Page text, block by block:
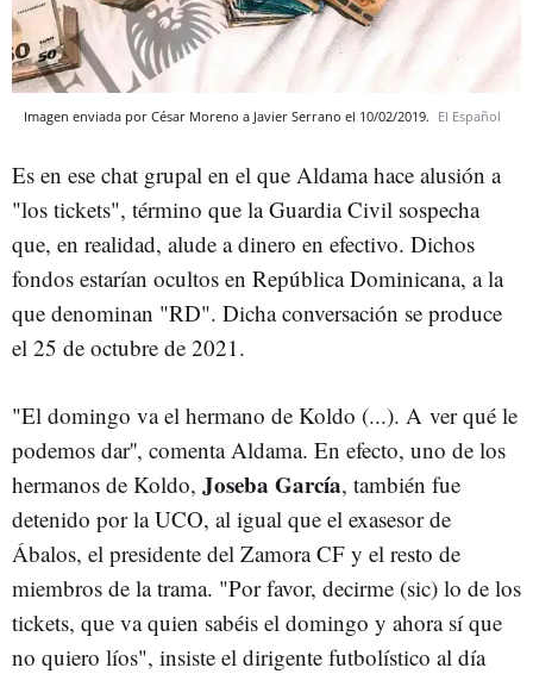
Imagen enviada por César Moreno a Javier Serrano el 10/02/2019. El Español
Es en ese chat grupal en el que Aldama hace alusión a
"los tickets", término que la Guardia Civil sospecha
que, en realidad, alude a dinero en efectivo. Dichos
fondos estarían ocultos en República Dominicana, a la
que denominan "RD". Dicha conversación se produce
el 25 de octubre de 2021.
"El domingo va el hermano de Koldo (...). A ver qué le
podemos dar'', comenta Aldama. En efecto, uno de los
hermanos de Koldo, Joseba García, también fue
detenido por la UCO, al igual que el exasesor de
Ábalos, el presidente del Zamora CF y el resto de
miembros de la trama. "Por favor, decirme (sic) lo de los
tickets, que va quien sabéis el domingo y ahora sí que
no quiero líos", insiste el dirigente futbolístico al día